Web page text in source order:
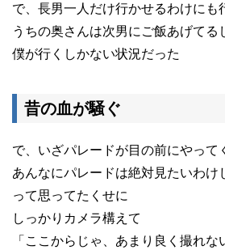
で、長男一人だけ行かせるわけにも
うちの奥さんは次男にご飯あげてる
僕が行くしかない状況だった
昔の血が騒ぐ
で、いざパレードが目の前にやって
あんなにパレードは絶対見たいわけ
って思ってたくせに
しっかりカメラ構えて
「ここからじゃ、あまり良く撮れな